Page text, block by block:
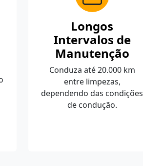
Longos
Intervalos de
Manutenção
Conduza até 20.000 km
entre limpezas,
dependendo das condições
de condução.